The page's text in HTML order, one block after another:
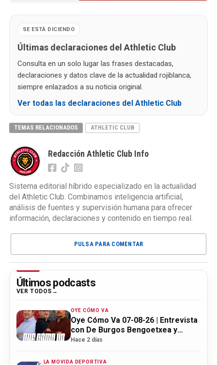
SE ESTÁ DICIENDO
Últimas declaraciones del Athletic Club
Consulta en un solo lugar las frases destacadas,
declaraciones y datos clave de la actualidad rojiblanca,
siempre enlazados a su noticia original.
Ver todas las declaraciones del Athletic Club
TEMAS RELACIONADOS ATHLETIC CLUB
Redacción Athletic Club Info
Sistema editorial híbrido especializado en la actualidad
del Athletic Club. Combinamos inteligencia artificial,
análisis de fuentes y supervisión humana para ofrecer
información, declaraciones y contenido en tiempo real.
PULSA PARA COMENTAR
Últimos podcasts
VER TODOS
OYE CÓMO VA
Oye Cómo Va 07-08-26 | Entrevista
con De Burgos Bengoetxea y
actualidad Athletic
Hace 2 días
LA MOVIDA DEPORTIVA